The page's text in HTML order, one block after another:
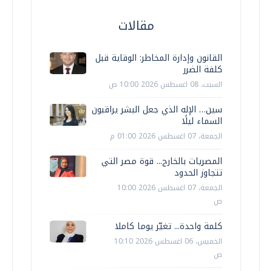
مقالات
القانون وإدارة المخاطر: الوقاية قبل
كلفة الضرر
السبت، 08 اغسطس 2026 10:00 ص
سين… الإله الذي جعل البشر يراقبون
السماء ليلًا
الجمعة، 07 اغسطس 2026 01:00 م
المصريات بالخارج... قوة مصر التي
تتجاوز الحدود
الجمعة، 07 اغسطس 2026 10:00
ص
كلمة واحدة... تغيّر يوما كاملا
الخميس، 06 اغسطس 2026 10:10
ص